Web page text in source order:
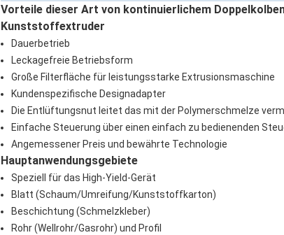
Vorteile dieser Art von kontinuierlichem
Kunststoffextruder
Dauerbetrieb
Leckagefreie Betriebsform
Große Filterfläche für leistungsstarke Extrusionsmaschine
Kundenspezifische Designadapter
Die Entlüftungsnut leitet das mit der Polymerschmelze
Einfache Steuerung über einen einfach zu bedienenden
Angemessener Preis und bewährte Technologie
Hauptanwendungsgebiete
Speziell für das High-Yield-Gerät
Blatt (Schaum/Umreifung/Kunststoffkarton)
Beschichtung (Schmelzkleber)
Rohr (Wellrohr/Gasrohr) und Profil